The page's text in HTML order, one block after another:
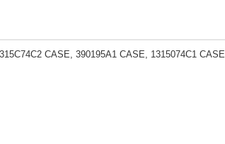
CASE, 390195A1 CASE, 1315074C1 CASE